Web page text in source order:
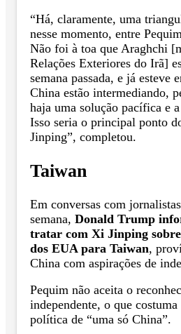
“Há, claramente, uma
nesse momento, entre
Não foi à toa que Araghchi
Relações Exteriores do Irã]
semana passada, e já esteve
China estão intermediando,
haja uma solução pacífica e
Isso seria o principal ponto
Jinping”, completou.
Taiwan
Em conversas com
semana, Donald Trump
tratar com Xi Jinping
dos EUA para Taiwan,
China com aspirações de
Pequim não aceita o
independente, o que costuma
política de “uma só China”.